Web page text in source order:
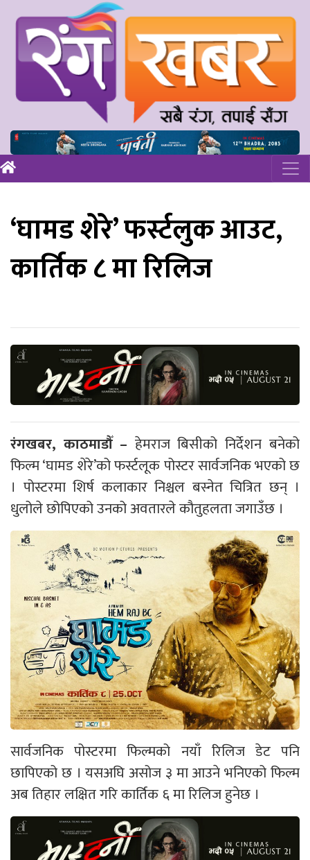
‘घामड शेरे’ फर्स्टलुक आउट,
कार्तिक ८ मा रिलिज
रंगखबर, काठमाडौँ – हेमराज बिसीको निर्देशन बनेको
फिल्म ‘घामड शेरे’को फर्स्टलूक पोस्टर सार्वजनिक भएको छ
। पोस्टरमा शिर्ष कलाकार निश्चल बस्नेत चित्रित छन् ।
धुलोले छोपिएको उनको अवतारले कौतुहलता जगाउँछ ।
सार्वजनिक पोस्टरमा फिल्मको नयाँ रिलिज डेट पनि
छापिएको छ । यसअघि असोज ३ मा आउने भनिएको फिल्म
अब तिहार लक्षित गरि कार्तिक ६ मा रिलिज हुनेछ ।